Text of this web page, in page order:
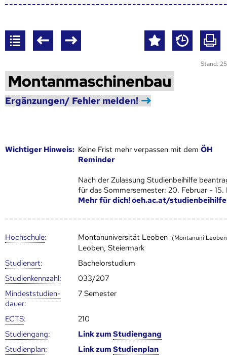
Stand:
Montanmaschinenbau
Ergänzungen/ Fehler melden!
Wich­ti­ger Hin­weis: Keine Frist mehr verpassen mit demÖH
Reminder
Nach der Zulassung Studienbeihilfe
für das Sommersemester: 20. Februar - 15.
Mehr für dich! oeh.ac.at/studienbeihilfe
Hoch­schule: Montanuniversität Leoben (Montanuni
Leoben, Steiermark
Studienart:
Bachelorstudium
Studien­kenn­zahl:
033/207
Mindest­studien­
dauer:
7 Semester
ECTS:
210
Studien­gang: Link zumStudien­gang
Studien­plan: Link zumStudien­plan